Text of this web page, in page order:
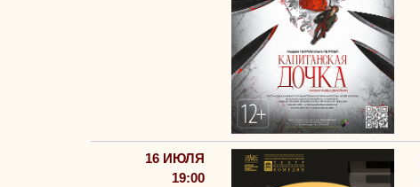
16 ИЮЛЯ
19:00